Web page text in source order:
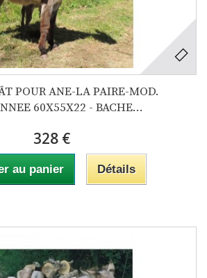
POUR ANE-LA PAIRE-MOD.
60X55X22 - BACHE...
328 €
au panier Détails